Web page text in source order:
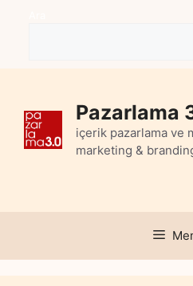
Pazarlama
içerik pazarlama ve
marketing &